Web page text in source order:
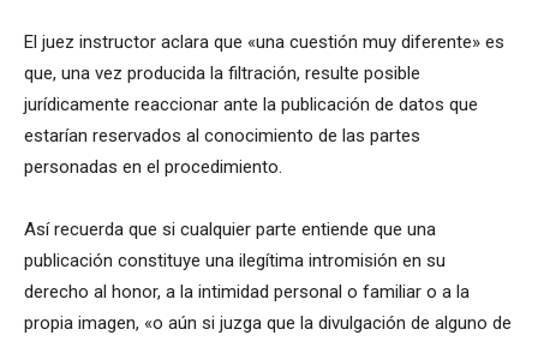
El juez instructor aclara que «una cuestión muy diferente» es
que, una vez producida la filtración, resulte posible
jurídicamente reaccionar ante la publicación de datos que
estarían reservados al conocimiento de las partes
personadas en el procedimiento.
Así recuerda que si cualquier parte entiende que una
publicación constituye una ilegítima intromisión en su
derecho al honor, a la intimidad personal o familiar o a la
propia imagen, «o aún si juzga que la divulgación de alguno de